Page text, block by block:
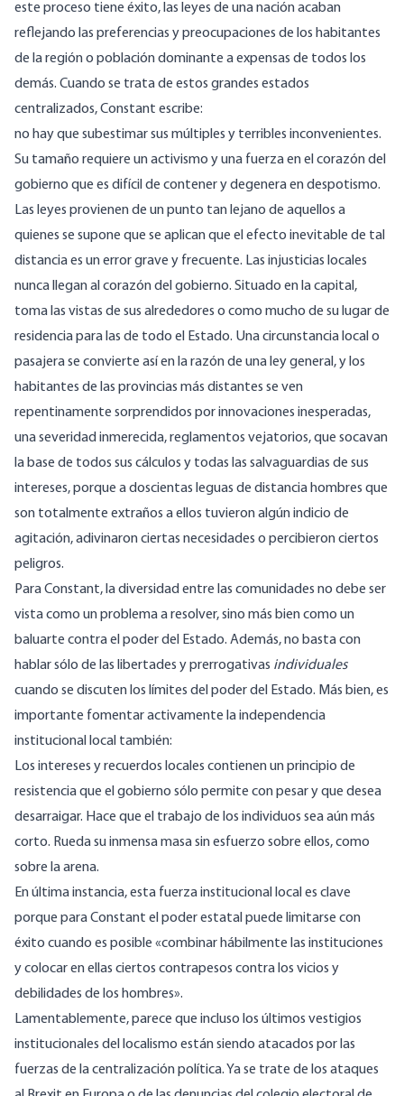
este proceso tiene éxito, las leyes de una nación acaban
reflejando las preferencias y preocupaciones de los habitantes
de la región o población dominante a expensas de todos los
demás. Cuando se trata de estos grandes estados
centralizados, Constant escribe:
no hay que subestimar sus múltiples y terribles inconvenientes.
Su tamaño requiere un activismo y una fuerza en el corazón del
gobierno que es difícil de contener y degenera en despotismo.
Las leyes provienen de un punto tan lejano de aquellos a
quienes se supone que se aplican que el efecto inevitable de tal
distancia es un error grave y frecuente. Las injusticias locales
nunca llegan al corazón del gobierno. Situado en la capital,
toma las vistas de sus alrededores o como mucho de su lugar de
residencia para las de todo el Estado. Una circunstancia local o
pasajera se convierte así en la razón de una ley general, y los
habitantes de las provincias más distantes se ven
repentinamente sorprendidos por innovaciones inesperadas,
una severidad inmerecida, reglamentos vejatorios, que socavan
la base de todos sus cálculos y todas las salvaguardias de sus
intereses, porque a doscientas leguas de distancia hombres que
son totalmente extraños a ellos tuvieron algún indicio de
agitación, adivinaron ciertas necesidades o percibieron ciertos
peligros.
Para Constant, la diversidad entre las comunidades no debe ser
vista como un problema a resolver, sino más bien como un
baluarte contra el poder del Estado. Además, no basta con
hablar sólo de las libertades y prerrogativas individuales
cuando se discuten los límites del poder del Estado. Más bien, es
importante fomentar activamente la independencia
institucional local también:
Los intereses y recuerdos locales contienen un principio de
resistencia que el gobierno sólo permite con pesar y que desea
desarraigar. Hace que el trabajo de los individuos sea aún más
corto. Rueda su inmensa masa sin esfuerzo sobre ellos, como
sobre la arena.
En última instancia, esta fuerza institucional local es clave
porque para Constant el poder estatal puede limitarse con
éxito cuando es posible «combinar hábilmente las instituciones
y colocar en ellas ciertos contrapesos contra los vicios y
debilidades de los hombres».
Lamentablemente, parece que incluso los últimos vestigios
institucionales del localismo están siendo atacados por las
fuerzas de la centralización política. Ya se trate de los ataques